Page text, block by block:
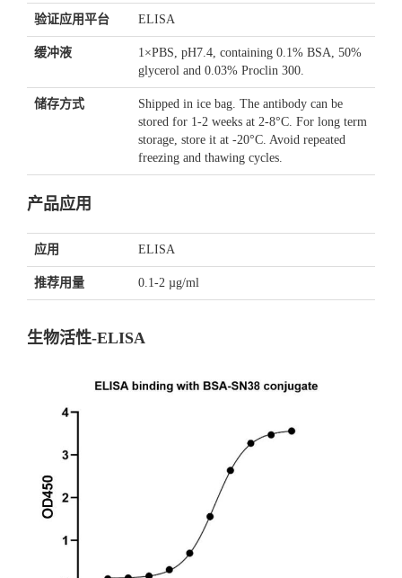
验证应用平台 ELISA
缓冲液
1×PBS, pH7.4, containing 0.1% BSA, 50%
glycerol and 0.03% Proclin 300.
储存方式
Shipped in ice bag. The antibody can be
stored for 1-2 weeks at 2-8°C. For long term
storage, store it at -20°C. Avoid repeated
freezing and thawing cycles.
产品应用
应用 ELISA
推荐用量 0.1-2 µg/ml
生物活性-ELISA